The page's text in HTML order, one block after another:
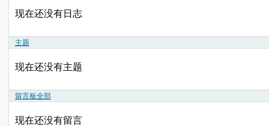
现在还没有日志
主题
现在还没有主题
留言板全部
现在还没有留言